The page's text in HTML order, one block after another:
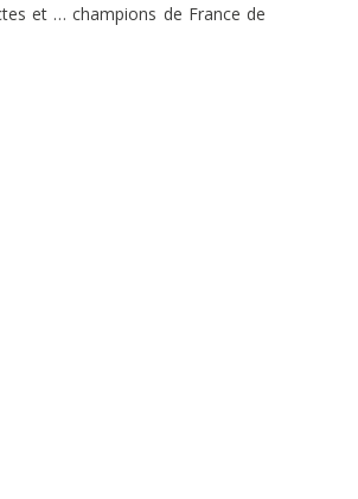
et … champions de France de